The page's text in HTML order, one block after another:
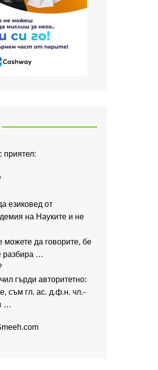
приятел:
езиковед от
на Науките и не
можете да говорите, бе
…
гърди авторитетно:
съм гл. ас. д.ф.н. чл.-
…